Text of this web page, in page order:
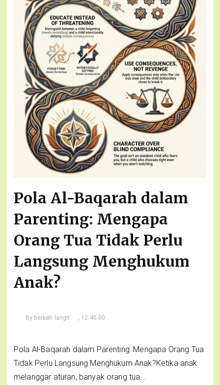
Pola Al-Baqarah dalam
Parenting: Mengapa
Orang Tua Tidak Perlu
Langsung Menghukum
Anak?
By berkah langit , 12.45.00
Pola Al-Baqarah dalam Parenting: Mengapa Orang Tua
Tidak Perlu Langsung Menghukum Anak?Ketika anak
melanggar aturan, banyak orang tua...